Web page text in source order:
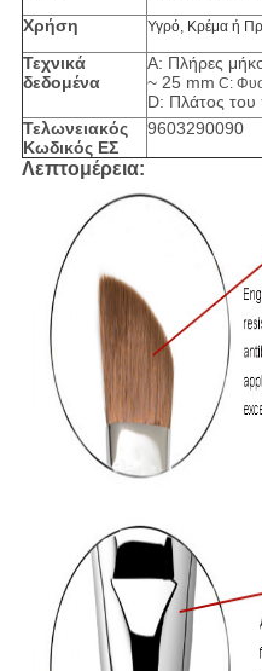
Χρήση
Υγρό, Κρέμα ή
Τεχνικά
δεδομένα
A: Πλήρες
~ 25 mm C:
D: Πλάτος
Τελωνειακός
Κωδικός ΕΣ
9603290090
Λεπτομέρεια: